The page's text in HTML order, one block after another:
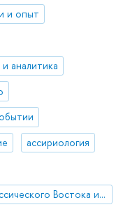
и опыт
аналитика
ассириология
Институт классического Востока и античности